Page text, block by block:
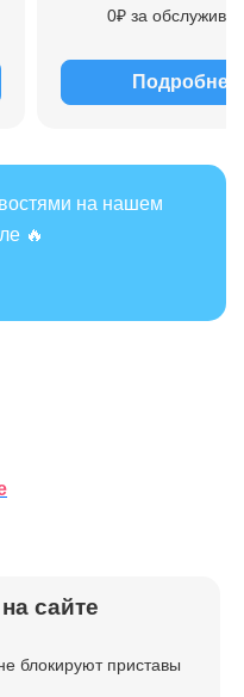
0₽ за
Подробнее
на нашем
🔥
сайте
блокируют приставы